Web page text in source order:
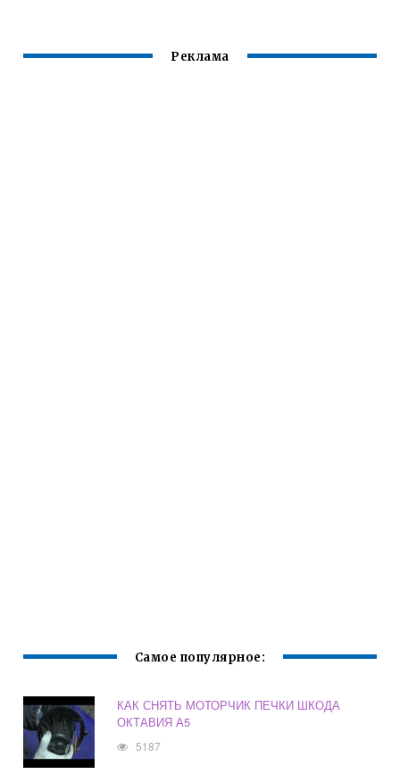
Реклама
Самое популярное:
КАК СНЯТЬ МОТОРЧИК ПЕЧКИ ШКОДА
ОКТАВИЯ А5
5187